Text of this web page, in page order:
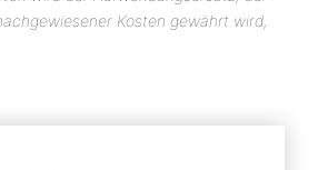
Kosten gewährt wird,